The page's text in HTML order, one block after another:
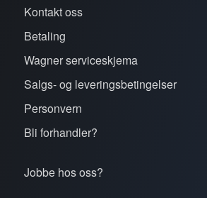
Kontakt oss
Betaling
Wagner serviceskjema
Salgs- og leveringsbetingelser
Personvern
Bli forhandler?
Jobbe hos oss?